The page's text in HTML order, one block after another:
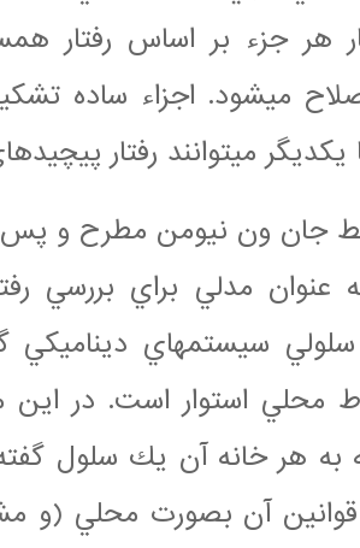
هر جزء بر اساس رفتار
ميشود. اجزاء ساده
ميتوانند رفتار
دهه 1940 توسط جان ون نيومن
به عنوان مدلي براي بررسي
سلولي سيستمهاي
محلي استوار است. در
به هر خانه آن يك سلول
آن بصورت محلي (و